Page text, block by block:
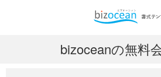
bizoceanの無料